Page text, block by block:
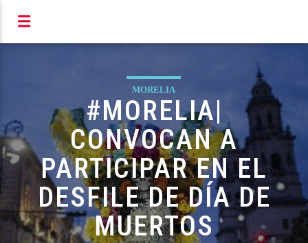
RADIOFÓNICOS DE
MORELIA
#MORELIA|
CONVOCAN A
PARTICIPAR EN EL
DESFILE DE DÍA DE
MUERTOS